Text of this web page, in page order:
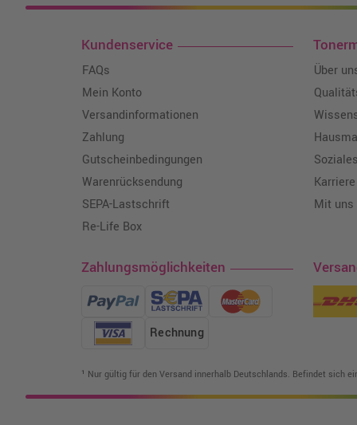
Kundenservice
FAQs
Mein Konto
Versandinformationen
Zahlung
Gutscheinbedingungen
Warenrücksendung
SEPA-Lastschrift
Re-Life Box
Über
Karriere
Mit uns
Zahlungsmöglichkeiten
Rechnung
¹ Nur gültig für den Versand innerhalb Deutschlands. Befindet sich